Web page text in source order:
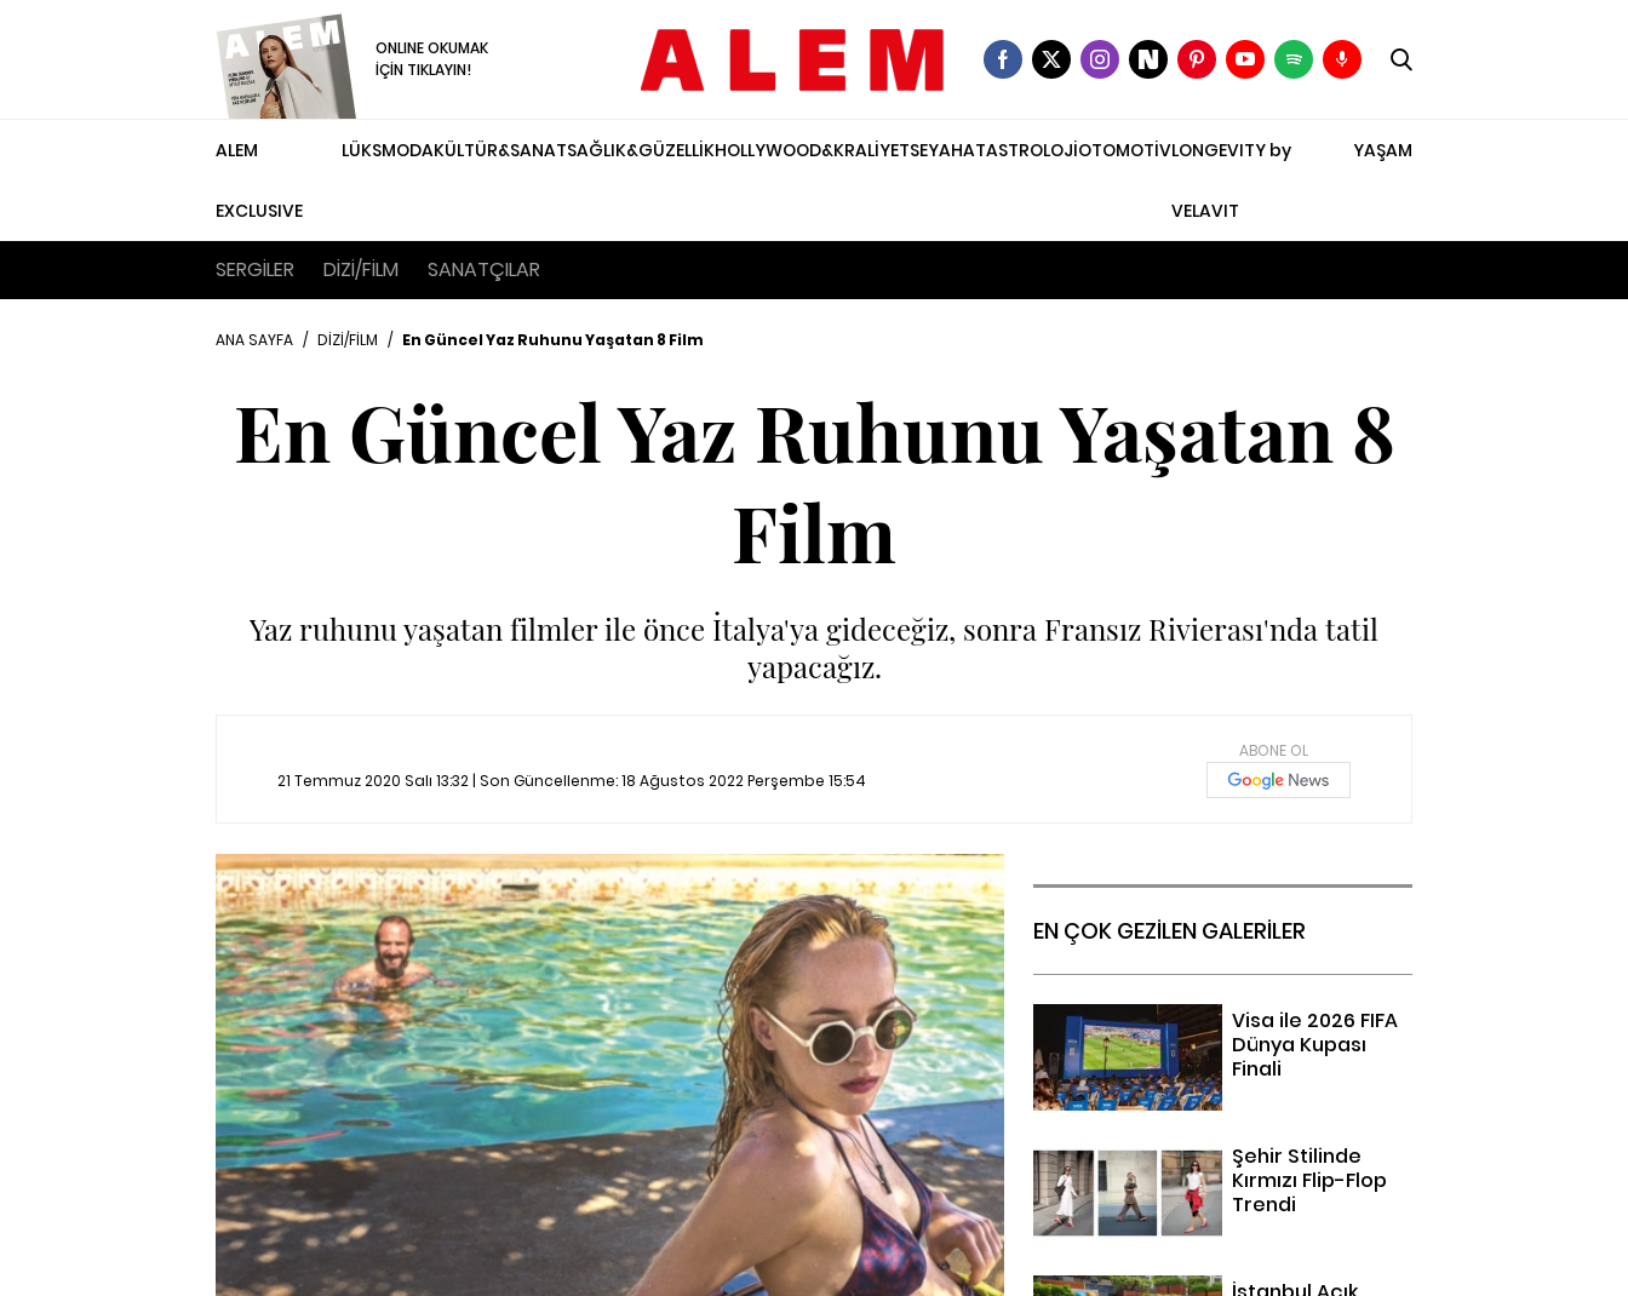
ONLINE OKUMAK
İÇİN TIKLAYIN!
ALEM
EXCLUSIVE
LÜKSMODAKÜLTÜR&SANATSAĞLIK&GÜZELLİKHOLLYWOOD&KRALİYETSEYAHATASTROLOJİOTOMOTİVLONGEVITY by
VELAVIT
YAŞAM
SERGİLER DİZİ/FİLM SANATÇILAR
ANA SAYFA / DİZİ/FİLM / En Güncel Yaz Ruhunu Yaşatan 8 Film
En Güncel Yaz Ruhunu Yaşatan 8
Film
Yaz ruhunu yaşatan filmler ile önce İtalya'ya gideceğiz, sonra Fransız Rivierası'nda tatil
yapacağız.
21 Temmuz 2020 Salı 13:32 | Son Güncellenme:18 Ağustos 2022 Perşembe 15:54
ABONE OL
EN ÇOK GEZİLEN GALERİLER
Visa ile 2026 FIFA
Dünya Kupası
Finali
Şehir Stilinde
Kırmızı Flip-Flop
Trendi